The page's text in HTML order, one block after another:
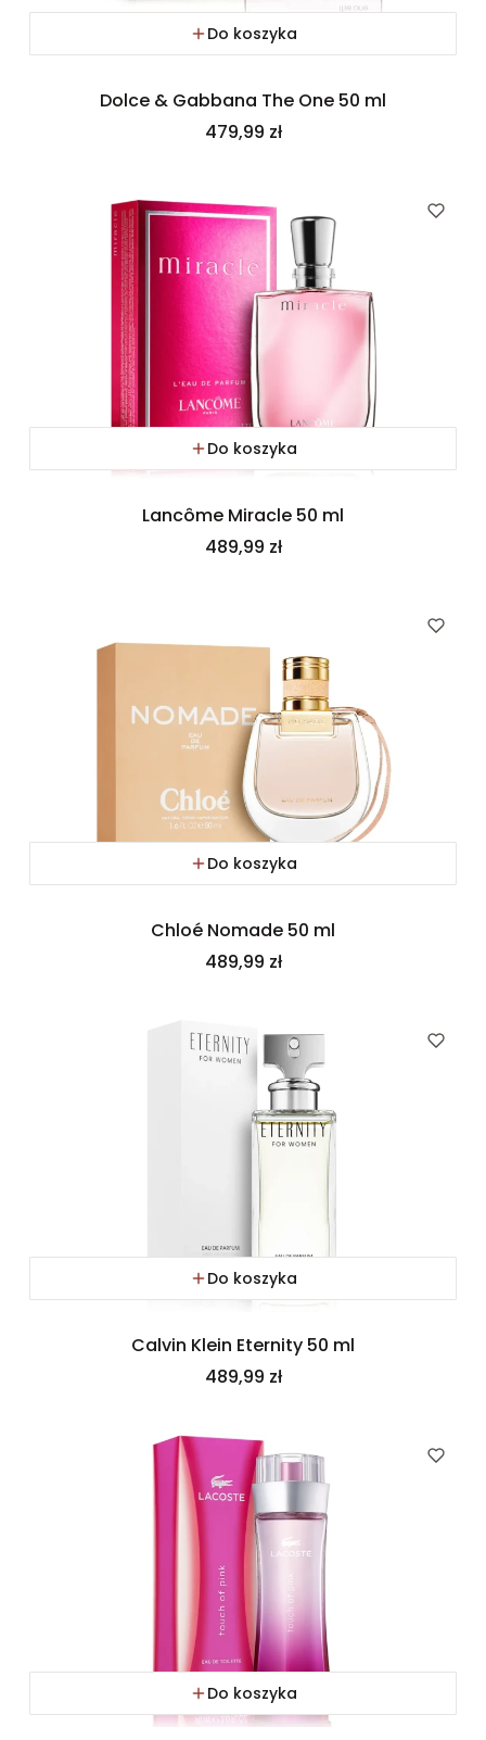
Do koszyka
Dolce & Gabbana The One 50 ml
Cena
479,99 zł
Do koszyka
Lancôme Miracle 50 ml
Cena
489,99 zł
Do koszyka
Chloé Nomade 50 ml
Cena
489,99 zł
Do koszyka
Calvin Klein Eternity 50 ml
Cena
489,99 zł
Do koszyka